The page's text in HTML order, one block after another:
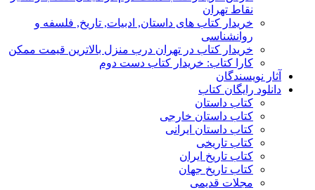
نقاط تهران
خریدار کتاب های داستان, ادبیات, تاریخ, فلسفه و
روانشناسی
خریدار کتاب در تهران درب منزل بالاترین قیمت ممکن
کارا کتاب: خریدار کتاب دست دوم
آثار نویسندگان
دانلود رایگان کتاب
کتاب داستان
کتاب داستان خارجی
کتاب داستان ایرانی
کتاب تاریخی
کتاب تاریخ ایران
کتاب تاریخ جهان
مجلات قدیمی